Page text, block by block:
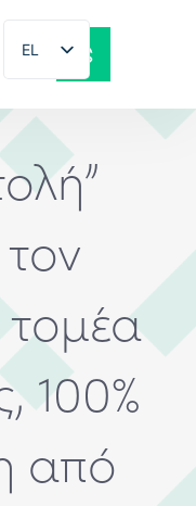
EL
EN
τον
100%
από